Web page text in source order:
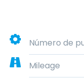
Número de
Mileage